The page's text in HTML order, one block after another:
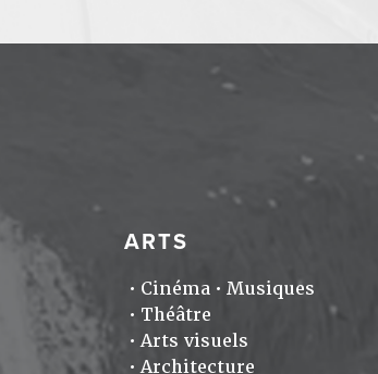
ARTS
Cinéma
Musiques
Théâtre
Arts visuels
Architecture